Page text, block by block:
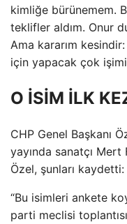
kimliğe bürünemem.
teklifler aldım. Onur
Ama kararım
için yapacak çok
O İSİM İLK
CHP Genel Başkanı
yayında sanatçı
Özel, şunları kaydetti:
“Bu isimleri ankete
parti meclisi